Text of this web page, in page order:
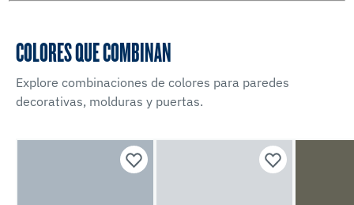
COLORES QUE COMBINAN
Explore combinaciones de colores para paredes
decorativas, molduras y puertas.